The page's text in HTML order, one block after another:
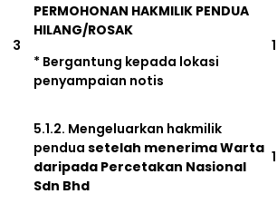
3
PERMOHONAN HAKMILIK PENDUA
HILANG/ROSAK
* Bergantung kepada lokasi
penyampaian notis
5.1.2. Mengeluarkan hakmilik
pendua setelah menerima Warta
daripada Percetakan Nasional
Sdn Bhd